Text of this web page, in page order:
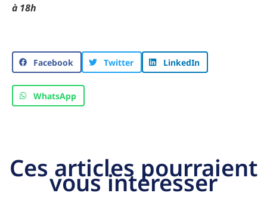
à 18h
Facebook Twitter LinkedIn
WhatsApp
Ces articles pourraient
vous intéresser